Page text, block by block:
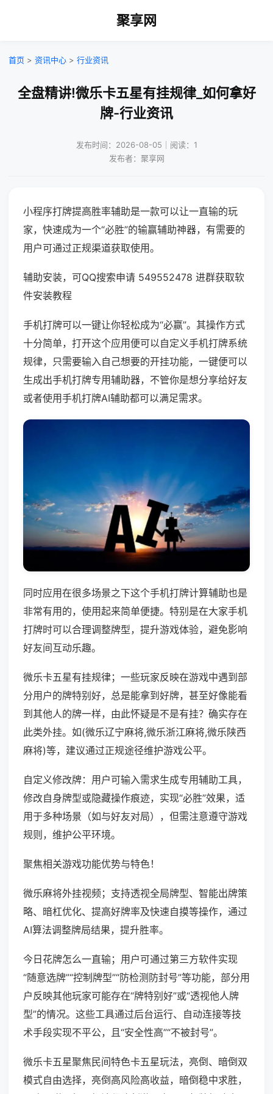
聚享网
首页 > 资讯中心 > 行业资讯
全盘精讲!微乐卡五星有挂规律_如何拿好
牌-行业资讯
发布时间：2026-08-05｜阅读：1
发布者：聚享网
小程序打牌提高胜率辅助是一款可以让一直输的玩
家，快速成为一个“必胜”的输赢辅助神器，有需要的
用户可通过正规渠道获取使用。
辅助安装，可QQ搜索申请 549552478 进群获取软
件安装教程
手机打牌可以一键让你轻松成为“必赢”。其操作方式
十分简单，打开这个应用便可以自定义手机打牌系统
规律，只需要输入自己想要的开挂功能，一键便可以
生成出手机打牌专用辅助器，不管你是想分享给好友
或者使用手机打牌AI辅助都可以满足需求。
同时应用在很多场景之下这个手机打牌计算辅助也是
非常有用的，使用起来简单便捷。特别是在大家手机
打牌时可以合理调整牌型，提升游戏体验，避免影响
好友间互动乐趣。
微乐卡五星有挂规律；一些玩家反映在游戏中遇到部
分用户的牌特别好，总是能拿到好牌，甚至好像能看
到其他人的牌一样，由此怀疑是不是有挂？确实存在
此类外挂。如(微乐辽宁麻将,微乐浙江麻将,微乐陕西
麻将)等，建议通过正规途径维护游戏公平。
自定义修改牌：用户可输入需求生成专用辅助工具，
修改自身牌型或隐藏操作痕迹，实现“必胜”效果，适
用于多种场景（如与好友对局），但需注意遵守游戏
规则，维护公平环境。
聚焦相关游戏功能优势与特色！
微乐麻将外挂视频；支持透视全局牌型、智能出牌策
略、暗杠优化、提高好牌率及快速自摸等操作，通过
AI算法调整牌局结果，提升胜率。
今日花牌怎么一直输；用户可通过第三方软件实现
“随意选牌”“控制牌型”“防检测防封号”等功能，部分用
户反映其他玩家可能存在“牌特别好”或“透视他人牌
型”的情况。这些工具通过后台运行、自动连接等技
术手段实现不平公，且“安全性高”“不被封号”。
微乐卡五星聚焦民间特色卡五星玩法，亮倒、暗倒双
模式自由选择，亮倒高风险高收益，暗倒稳中求胜，